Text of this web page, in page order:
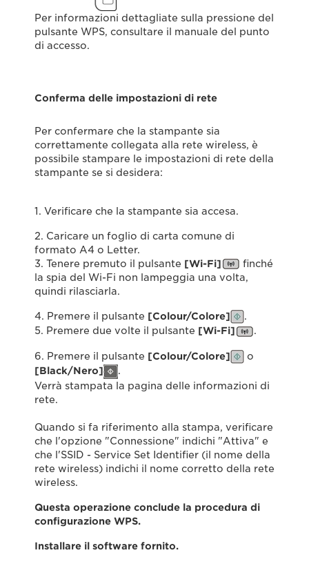
Per informazioni dettagliate sulla pressione del
pulsante WPS, consultare il manuale del punto
di accesso.
Conferma delle impostazioni di rete
Per confermare che la stampante sia
correttamente collegata alla rete wireless, è
possibile stampare le impostazioni di rete della
stampante se si desidera:
1. Verificare che la stampante sia accesa.
2. Caricare un foglio di carta comune di
formato A4 o Letter.
3. Tenere premuto il pulsante [Wi-Fi]
finché
la spia del Wi-Fi non lampeggia una volta,
quindi rilasciarla.
4. Premere il pulsante [Colour/Colore]
.
5. Premere due volte il pulsante [Wi-Fi] .
6. Premere il pulsante [Colour/Colore]
o
[Black/Nero]
.
Verrà stampata la pagina delle informazioni di
rete.
Quando si fa riferimento alla stampa, verificare
che l'opzione "Connessione" indichi "Attiva" e
che l'SSID - Service Set Identifier (il nome della
rete wireless) indichi il nome corretto della rete
wireless.
Questa operazione conclude la procedura di
configurazione WPS.
Installare il software fornito.